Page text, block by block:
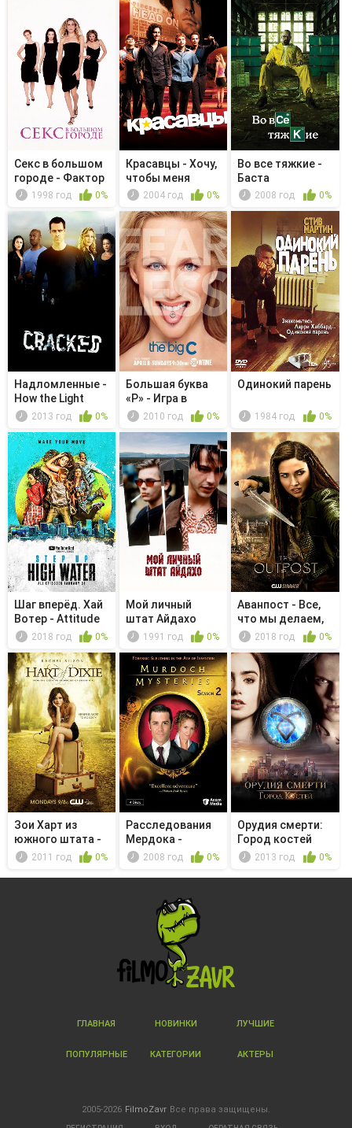
Секс в большом
городе - Фактор
"Ф...1998 год 0%
Красавцы - Хочу,
чтобы меня
угомонили
2004 год 0%
Во все тяжкие -
Баста
2008 год 0%
Надломленные -
How the Light
Gets In2013 год 0%
Большая буква
«Р» - Игра в
машинки
2010 год 0%
Одинокий парень
1984 год 0%
Шаг вперёд. Хай
Вотер - Attitude
2018 год 0%
Мой личный
штат Айдахо
1991 год 0%
Аванпост - Все,
что мы делаем,
это го...
2018 год 0%
Зои Харт из
южного штата -
The Curlin...
2011 год 0%
Расследования
Мердока -
Давайте
2008 год 0%
Орудия смерти:
Город костей
2013 год 0%
ГЛАВНАЯ НОВИНКИ ЛУЧШИЕ
ПОПУЛЯРНЫЕ КАТЕГОРИИ АКТЕРЫ
2005-2026 FilmoZavr Все права защищены.